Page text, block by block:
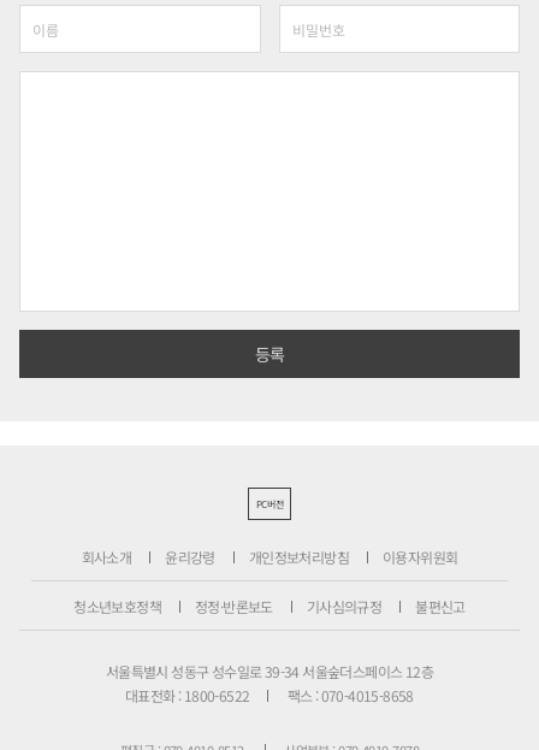
PC버전
회사소개 윤리강령 개인정보처리방침 이용자위원회
청소년보호정책 정정·반론보도 기사심의규정 불편신고
서울특별시 성동구 성수일로 39-34 서울숲더스페이스 12층
대표전화 : 1800-6522
팩스 : 070-4015-8658